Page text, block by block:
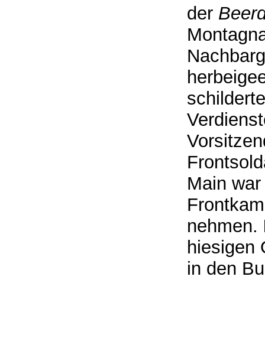
der
Main
nehmen.
hiesigen
in den